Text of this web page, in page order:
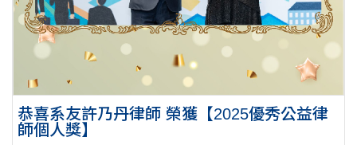
恭喜系友許乃丹律師 榮獲【2025優秀公益律
師個人獎】